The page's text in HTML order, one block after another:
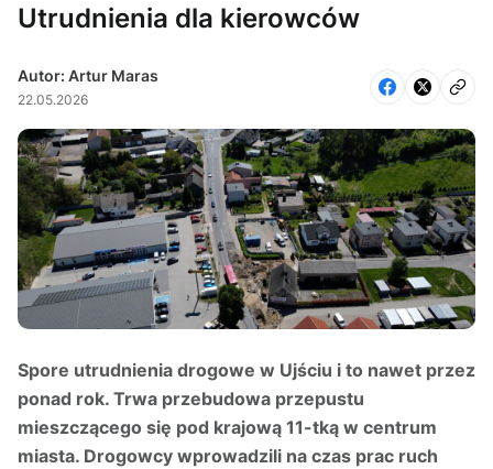
Utrudnienia dla kierowców
Autor: Artur Maras
22.05.2026
Spore utrudnienia drogowe w Ujściu i to nawet przez
ponad rok. Trwa przebudowa przepustu
mieszczącego się pod krajową 11-tką w centrum
miasta. Drogowcy wprowadzili na czas prac ruch